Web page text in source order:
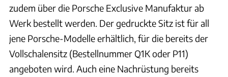
zudem über die Porsche Exclusive Manufaktur ab
Werk bestellt werden. Der gedruckte Sitz ist für all
jene Porsche-Modelle erhältlich, für die bereits der
Vollschalensitz (Bestellnummer Q1K oder P11)
angeboten wird. Auch eine Nachrüstung bereits